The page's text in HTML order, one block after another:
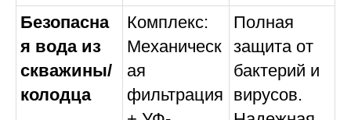
Безопасна
я вода из
скважины/
колодца
Комплекс:
Механическ
ая
фильтрация
Полная
защита от
бактерий и
вирусов.